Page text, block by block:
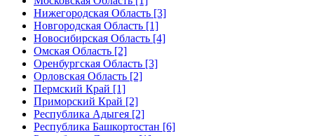
Нижегородская Область [3]
Новгородская Область [1]
Новосибирская Область [4]
Омская Область [2]
Оренбургская Область [3]
Орловская Область [2]
Пермский Край [1]
Приморский Край [2]
Республика Адыгея [2]
Республика Башкортостан [6]